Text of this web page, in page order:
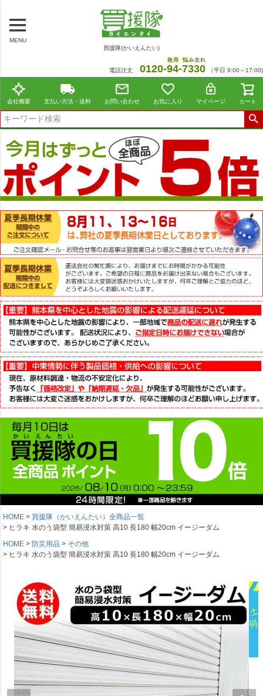
MENU
買援隊(かいえんたい)
電話注文 0120-94
急用
-7330
悩み去れ
（平日 9:00～17:00)
会社概要 支払い方法・送料 お問い合わせ お気に入り マイページ カート
HOME
買援隊（かいえんたい）全商品一覧
ヒラキ 水のう袋型 簡易浸水対策 高10 長180 幅20cm イージーダム
HOME
防災用品
その他
ヒラキ 水のう袋型 簡易浸水対策 高10 長180 幅20cm イージーダム